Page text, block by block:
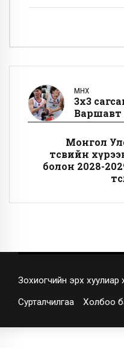
ӨМНӨХ
3х3
Варшавт
Монгол
төсвийн
болон 2028-
Зохиогчийн эрх хуулиар
Сурталчилгаа Холбоо